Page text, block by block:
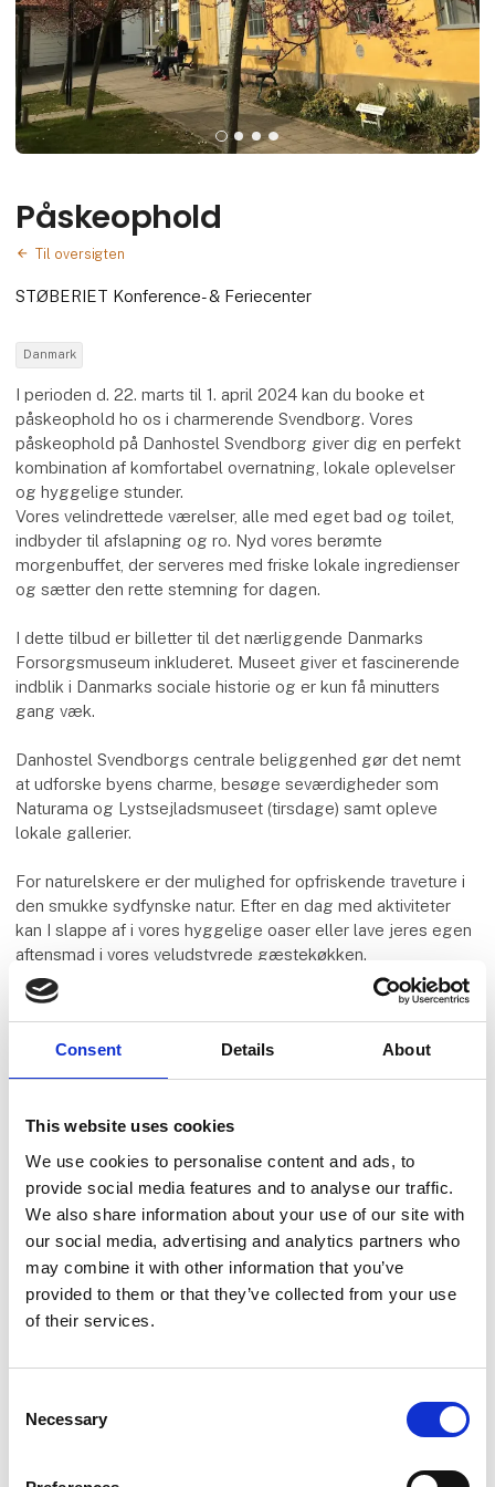
Consent Details About
This website uses cookies
We use cookies to personalise content and ads, to
provide social media features and to analyse our traffic.
We also share information about your use of our site with
our social media, advertising and analytics partners who
may combine it with other information that you’ve
provided to them or that they’ve collected from your use
of their services.
Selection
Necessary
Påskeophold
Til oversigten
STØBERIET Konference- & Feriecenter
Danmark
I perioden d. 22. marts til 1. april 2024 kan du booke et
påskeophold ho os i charmerende Svendborg. Vores
påskeophold på Danhostel Svendborg giver dig en perfekt
kombination af komfortabel overnatning, lokale oplevelser
og hyggelige stunder.
Vores velindrettede værelser, alle med eget bad og toilet,
indbyder til afslapning og ro. Nyd vores berømte
morgenbuffet, der serveres med friske lokale ingredienser
og sætter den rette stemning for dagen.
I dette tilbud er billetter til det nærliggende Danmarks
Forsorgsmuseum inkluderet. Museet giver et fascinerende
indblik i Danmarks sociale historie og er kun få minutters
gang væk.
Danhostel Svendborgs centrale beliggenhed gør det nemt
at udforske byens charme, besøge seværdigheder som
Naturama og Lystsejladsmuseet (tirsdage) samt opleve
lokale gallerier.
For naturelskere er der mulighed for opfriskende traveture i
den smukke sydfynske natur. Efter en dag med aktiviteter
kan I slappe af i vores hyggelige oaser eller lave jeres egen
aftensmad i vores veludstyrede gæstekøkken.
Flere produkter fra STØBERIET Konference- &
Feriecenter
Puch Maxi ophold
Rottefælde ophold